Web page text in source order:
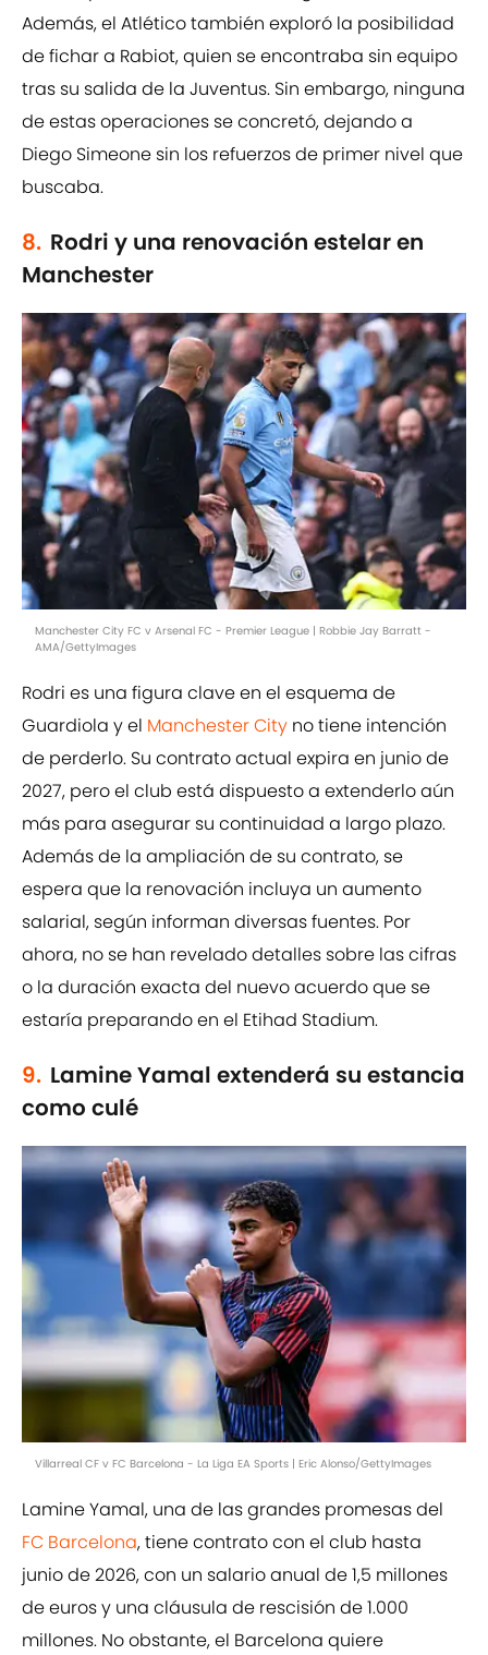
Además, el Atlético también exploró la posibilidad
de fichar a Rabiot, quien se encontraba sin equipo
tras su salida de la Juventus. Sin embargo, ninguna
de estas operaciones se concretó, dejando a
Diego Simeone sin los refuerzos de primer nivel que
buscaba.
8. Rodri y una renovación estelar en
Manchester
Manchester City FC v Arsenal FC - Premier League | Robbie Jay Barratt -
AMA/GettyImages
Rodri es una figura clave en el esquema de
Guardiola y el Manchester City no tiene intención
de perderlo. Su contrato actual expira en junio de
2027, pero el club está dispuesto a extenderlo aún
más para asegurar su continuidad a largo plazo.
Además de la ampliación de su contrato, se
espera que la renovación incluya un aumento
salarial, según informan diversas fuentes. Por
ahora, no se han revelado detalles sobre las cifras
o la duración exacta del nuevo acuerdo que se
estaría preparando en el Etihad Stadium.
9. Lamine Yamal extenderá su estancia
como culé
Villarreal CF v FC Barcelona - La Liga EA Sports | Eric Alonso/GettyImages
Lamine Yamal, una de las grandes promesas del
FC Barcelona, tiene contrato con el club hasta
junio de 2026, con un salario anual de 1,5 millones
de euros y una cláusula de rescisión de 1.000
millones. No obstante, el Barcelona quiere